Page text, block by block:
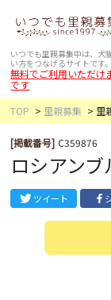
いつでも里親募集中は、犬
い方をつなげるサイトです。
無料でご利用いただけ
です
TOP
里親募集 里
[掲載番号] C359876
ロシアンブ
ツイート